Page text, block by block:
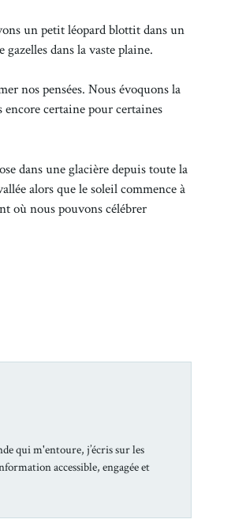
un petit léopard blottit dans un
dans la vaste plaine.
nos pensées. Nous évoquons la
encore certaine pour certaines
dans une glacière depuis toute la
alors que le soleil commence à
où nous pouvons célébrer
qui m'entoure, j’écris sur les
accessible, engagée et